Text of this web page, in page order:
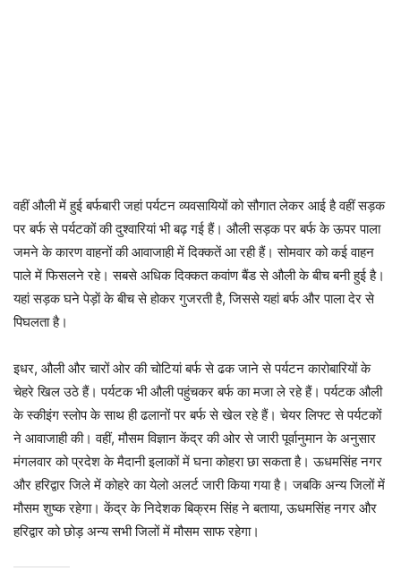
वहीं औली में हुई बर्फबारी जहां पर्यटन व्यवसायियों को सौगात लेकर आई है वहीं सड़क
पर बर्फ से पर्यटकों की दुश्वारियां भी बढ़ गई हैं। औली सड़क पर बर्फ के ऊपर पाला
जमने के कारण वाहनों की आवाजाही में दिक्कतें आ रही हैं। सोमवार को कई वाहन
पाले में फिसलने रहे। सबसे अधिक दिक्कत कवांण बैंड से औली के बीच बनी हुई है।
यहां सड़क घने पेड़ाें के बीच से होकर गुजरती है, जिससे यहां बर्फ और पाला देर से
पिघलता है।
इधर, औली और चारों ओर की चोटियां बर्फ से ढक जाने से पर्यटन कारोबारियों के
चेहरे खिल उठे हैं। पर्यटक भी औली पहुंचकर बर्फ का मजा ले रहे हैं। पर्यटक औली
के स्कीइंग स्लोप के साथ ही ढलानों पर बर्फ से खेल रहे हैं। चेयर लिफ्ट से पर्यटकों
ने आवाजाही की। वहीं, मौसम विज्ञान केंद्र की ओर से जारी पूर्वानुमान के अनुसार
मंगलवार को प्रदेश के मैदानी इलाकों में घना कोहरा छा सकता है। ऊधमसिंह नगर
और हरिद्वार जिले में कोहरे का येलो अलर्ट जारी किया गया है। जबकि अन्य जिलों में
मौसम शुष्क रहेगा। केंद्र के निदेशक बिक्रम सिंह ने बताया, ऊधमसिंह नगर और
हरिद्वार को छोड़ अन्य सभी जिलों में मौसम साफ रहेगा।